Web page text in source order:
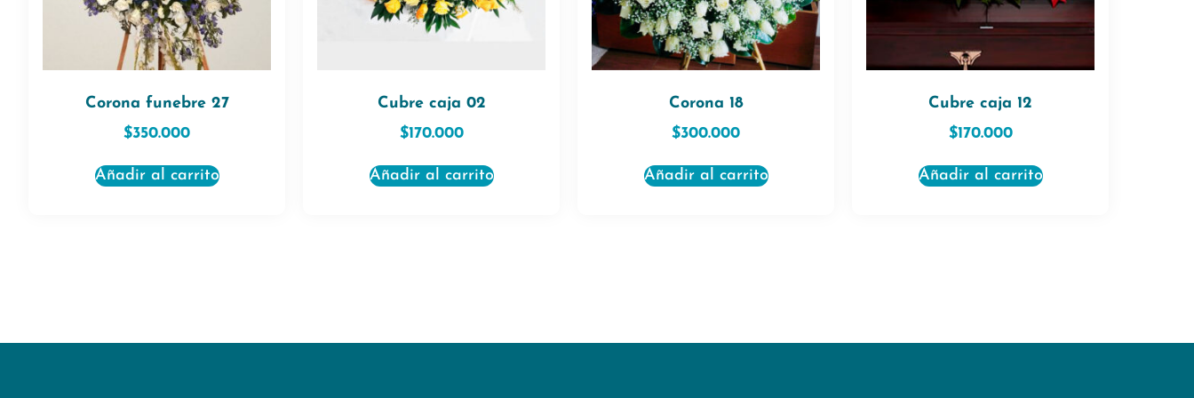
Corona funebre 27
$350.000
Añadir al carrito
Cubre caja 02
$170.000
Añadir al carrito
Corona 18
$300.000
Añadir al carrito
Cubre caja 12
$170.000
Añadir al carrito